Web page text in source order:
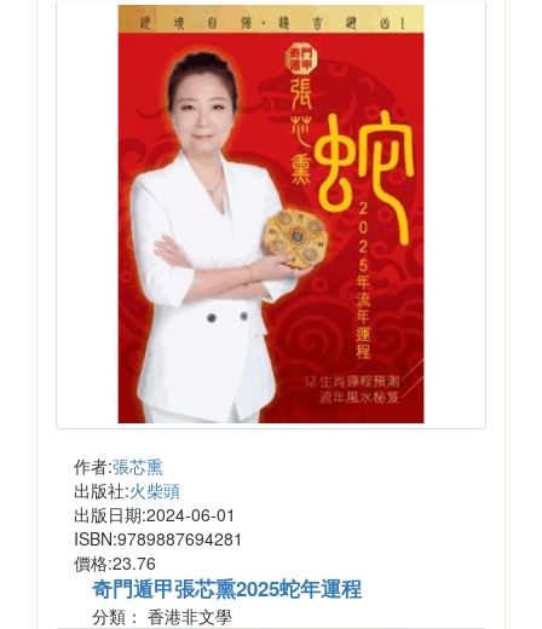
作者:張芯熏
出版社:火柴頭
出版日期:2024-06-01
ISBN:9789887694281
價格:23.76
奇門遁甲張芯熏2025蛇年運程
分類： 香港非文學